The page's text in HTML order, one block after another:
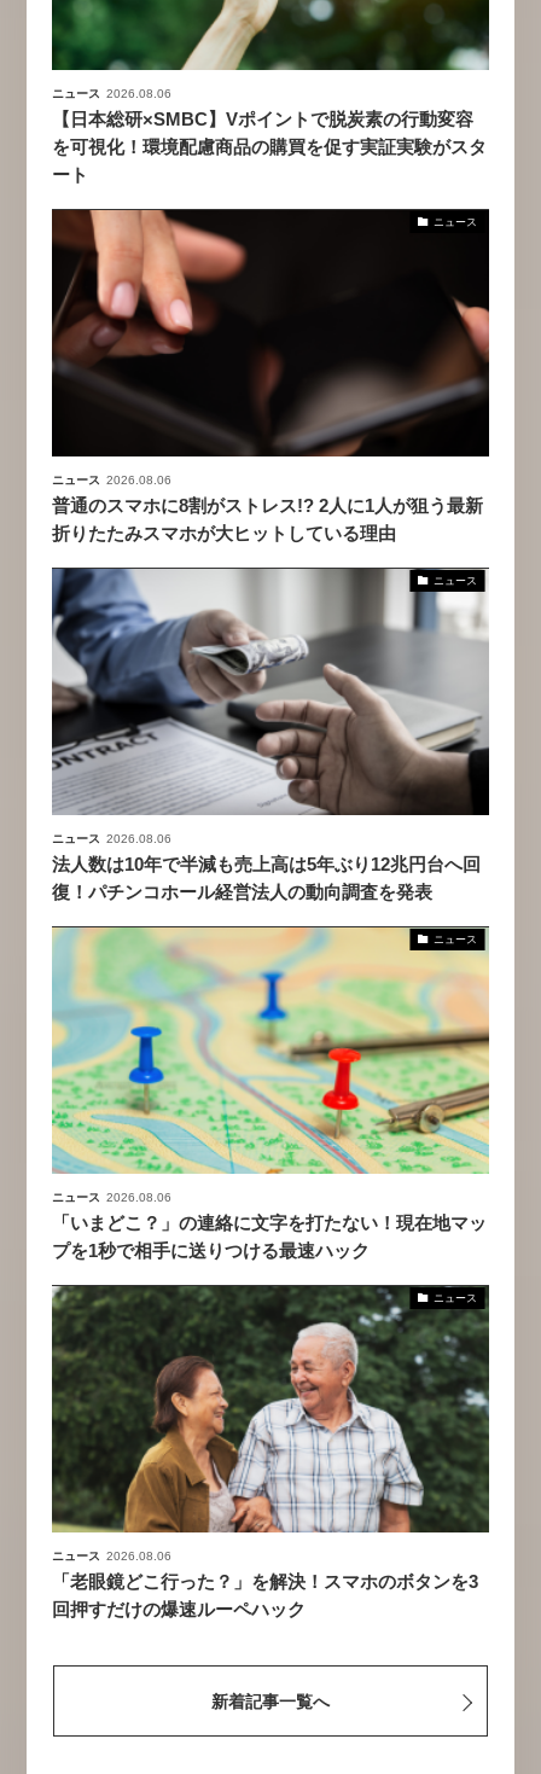
ニュース 2026.08.06
【日本総研×SMBC】Vポイントで脱炭素の行動変容
を可視化！環境配慮商品の購買を促す実証実験がスタ
ート
ニュース
ニュース 2026.08.06
普通のスマホに8割がストレス!? 2人に1人が狙う最新
折りたたみスマホが大ヒットしている理由
ニュース
ニュース 2026.08.06
法人数は10年で半減も売上高は5年ぶり12兆円台へ回
復！パチンコホール経営法人の動向調査を発表
ニュース
ニュース 2026.08.06
「いまどこ？」の連絡に文字を打たない！現在地マッ
プを1秒で相手に送りつける最速ハック
ニュース
ニュース 2026.08.06
「老眼鏡どこ行った？」を解決！スマホのボタンを3
回押すだけの爆速ルーペハック
新着記事一覧へ